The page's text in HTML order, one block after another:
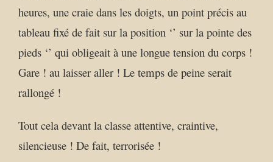
heures, une craie dans les doigts, un point précis au
tableau fixé de fait sur la position ‘’ sur la pointe des
pieds ‘’ qui obligeait à une longue tension du corps !
Gare ! au laisser aller ! Le temps de peine serait
rallongé !
Tout cela devant la classe attentive, craintive,
silencieuse ! De fait, terrorisée !